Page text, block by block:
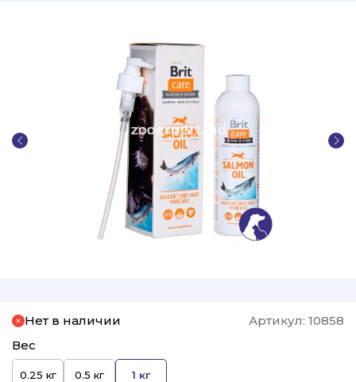
Нет в наличии Артикул: 10858
Вес
0.25 кг 0.5 кг 1 кг